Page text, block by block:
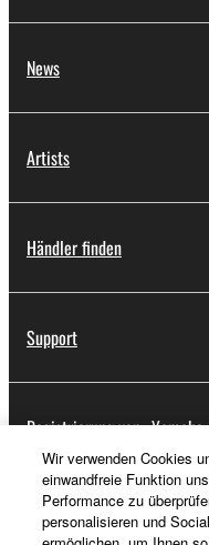
News
Artists
Händler finden
Support
Registrierung von
Über Yamaha
Wir verwenden Cookies
einwandfreie Funktion
Performance zu
personalisieren und